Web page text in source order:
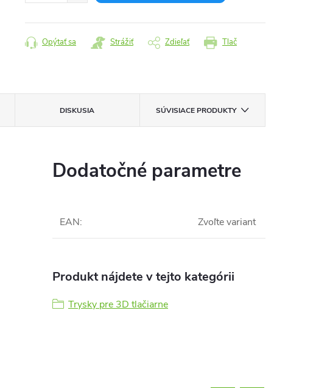
Tlač
Opýtať sa Strážiť Zdieľať
DISKUSIA SÚVISIACE PRODUKTY
Dodatočné parametre
EAN: Zvoľte variant
Produkt nájdete v tejto kategórii
Trysky pre 3D tlačiarne